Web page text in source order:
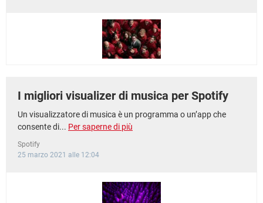
I migliori visualizer di musica per Spotify
Un visualizzatore di musica è un programma o un’app che
consente di... Per saperne di più
Spotify
25 marzo 2021 alle 12:04